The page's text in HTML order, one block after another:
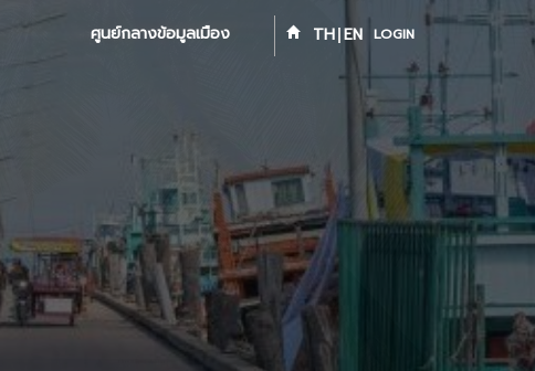
ศูนย์กลางข้อมูลเมือง TH EN LOGIN